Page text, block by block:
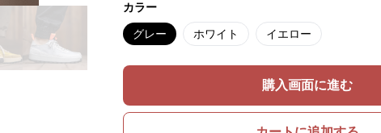
カラー
グレー ホワイト イエロー
購入画面に進む